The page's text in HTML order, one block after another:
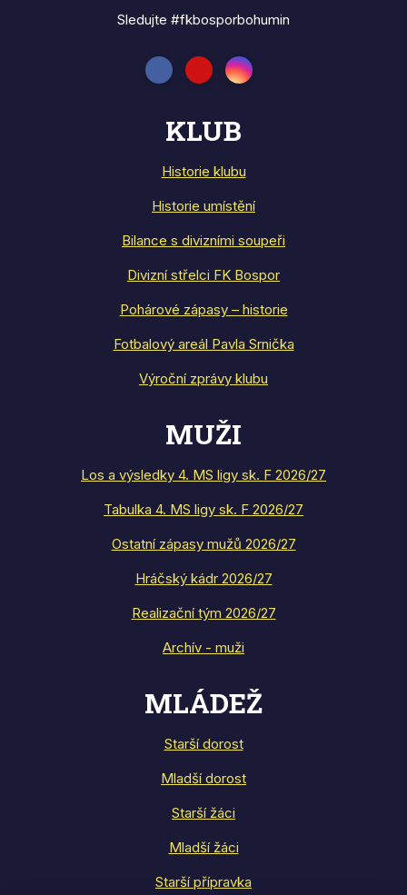
Sledujte #fkbosporbohumin
KLUB
Historie klubu
Historie umístění
Bilance s divizními soupeři
Divizní střelci FK Bospor
Pohárové zápasy – historie
Fotbalový areál Pavla Srnička
Výroční zprávy klubu
MUŽI
Los a výsledky 4. MS ligy sk. F 2026/27
Tabulka 4. MS ligy sk. F 2026/27
Ostatní zápasy mužů 2026/27
Hráčský kádr 2026/27
Realizační tým 2026/27
Archív - muži
MLÁDEŽ
Starší dorost
Mladší dorost
Starší žáci
Mladší žáci
Starší přípravka